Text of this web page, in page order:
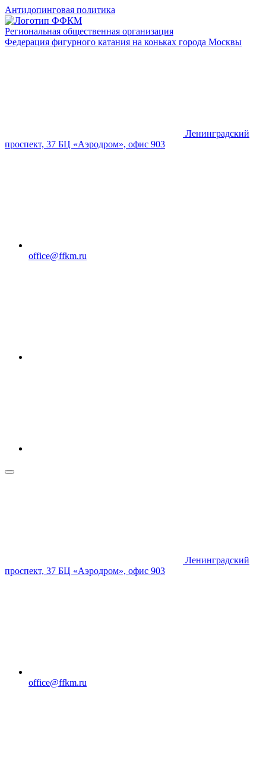
Антидопинговая политика
Региональная общественная организация
Федерация фигурного катания на коньках города Москвы
Ленинградский
проспект, 37 БЦ «Аэродром», офис 903
office@ffkm.ru
Ленинградский
проспект, 37 БЦ «Аэродром», офис 903
office@ffkm.ru